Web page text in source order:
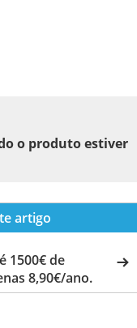
o produto estiver
artigo
1500€ de
8,90€/ano.